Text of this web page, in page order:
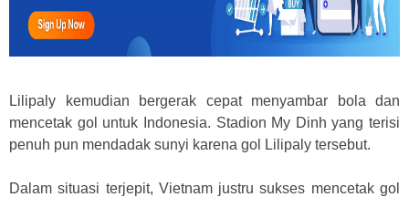
Lilipaly kemudian bergerak cepat menyambar bola dan
mencetak gol untuk Indonesia. Stadion My Dinh yang terisi
penuh pun mendadak sunyi karena gol Lilipaly tersebut.
Dalam situasi terjepit, Vietnam justru sukses mencetak gol